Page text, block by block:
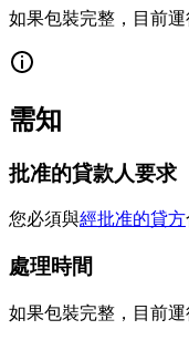
如果包裝完整，目前運
需知
批准的貸款人要求
您必須與經批准的貸方
處理時間
如果包裝完整，目前運